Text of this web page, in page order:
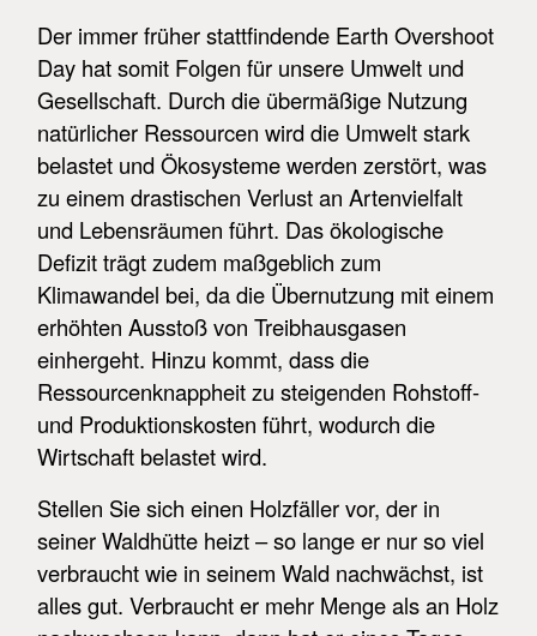
Der immer früher stattfindende Earth Overshoot
Day hat somit Folgen für unsere Umwelt und
Gesellschaft. Durch die übermäßige Nutzung
natürlicher Ressourcen wird die Umwelt stark
belastet und Ökosysteme werden zerstört, was
zu einem drastischen Verlust an Artenvielfalt
und Lebensräumen führt. Das ökologische
Defizit trägt zudem maßgeblich zum
Klimawandel bei, da die Übernutzung mit einem
erhöhten Ausstoß von Treibhausgasen
einhergeht. Hinzu kommt, dass die
Ressourcenknappheit zu steigenden Rohstoff-
und Produktionskosten führt, wodurch die
Wirtschaft belastet wird.
Stellen Sie sich einen Holzfäller vor, der in
seiner Waldhütte heizt – so lange er nur so viel
verbraucht wie in seinem Wald nachwächst, ist
alles gut. Verbraucht er mehr Menge als an Holz